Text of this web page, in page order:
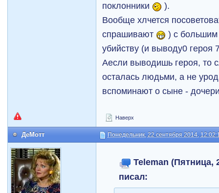
поклонники
).
Вообще хлчется
спрашивают
) с большим
убийству (и выводу0 героя
Аесли выводишь героя, то
осталась людьми, а не
вспоминают о сыне -
Наверх
ДеМотт Понедельник, 22 сентября 2014,
Teleman (Пятница,
писал: